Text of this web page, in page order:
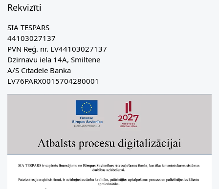
Rekvizīti
SIA TESPARS
44103027137
PVN Reģ. nr. LV44103027137
Dzirnavu iela 14A, Smiltene
A/S Citadele Banka
LV76PARX0015704280001